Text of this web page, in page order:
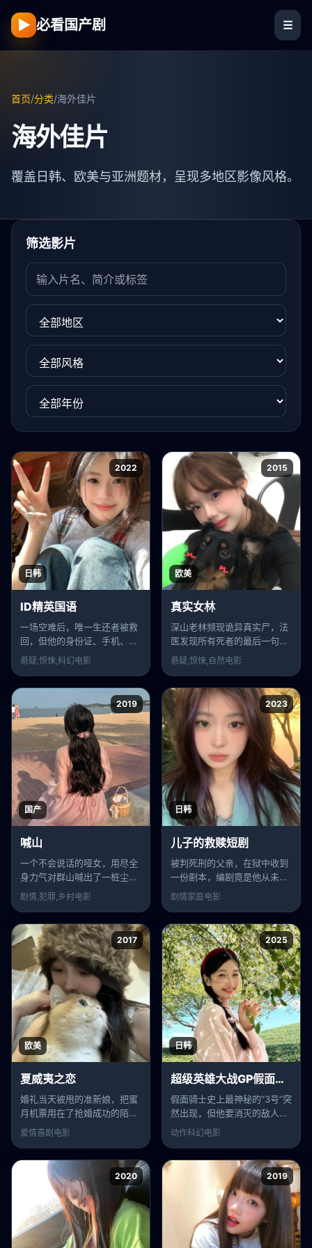
▶ 必看国产剧 ☰
首页/分类/海外佳片
海外佳片
覆盖日韩、欧美与亚洲题材，呈现多地区影像风格。
筛选影片
2022
日韩
ID精英国语
一场空难后，唯一生还者被救
回，但他的身份证、手机、甚
至母亲都证明——这个人十年
前就死了。
悬疑,惊悚,科幻电影
2015
欧美
真实女林
深山老林频现诡异真实尸，法
医发现所有死者的最后一句话
都指向同一个人。
悬疑,惊悚,自然电影
2019
国产
喊山
一个不会说话的哑女，用尽全
身力气对群山喊出了一桩尘封
二十年的谋杀案。
剧情,犯罪,乡村电影
2023
日韩
儿子的救赎短剧
被判死刑的父亲，在狱中收到
一份剧本，编剧竟是他从未见
过的私生子。
剧情家庭电影
2017
欧美
夏威夷之恋
婚礼当天被甩的准新娘，把蜜
月机票用在了抢婚成功的陌生
人身上。
爱情喜剧 电影
2025
日韩
超级英雄大战GP假面骑士3号
假面骑士史上最神秘的“3号”突
然出现，但他要消灭的敌人是
所有平成骑士。
动作科幻电影
2020 2019